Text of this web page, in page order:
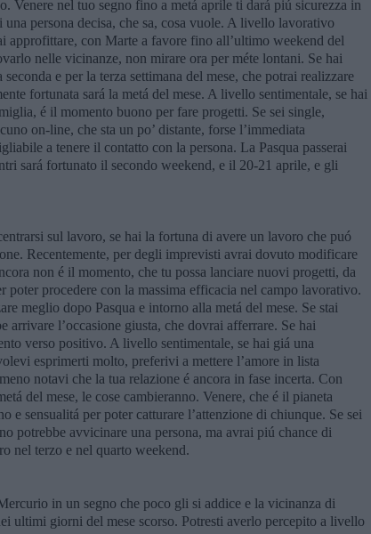
Venere nel tuo segno fino a metá aprile ti dará piú sicurezza in
persona decisa, che sa, cosa vuole. A livello lavorativo
approfittare, con Marte a favore fino all’ultimo weekend del
nelle vicinanze, non mirare ora per méte lontani. Se hai
e per la terza settimana del mese, che potrai realizzare
fortunata sará la metá del mese. A livello sentimentale, se hai
é il momento buono per fare progetti. Se sei single,
on-line, che sta un po’ distante, forse l’immediata
a tenere il contatto con la persona. La Pasqua passerai
sará fortunato il secondo weekend, e il 20-21 aprile, e gli
sul lavoro, se hai la fortuna di avere un lavoro che puó
Recentemente, per degli imprevisti avrai dovuto modificare
non é il momento, che tu possa lanciare nuovi progetti, da
poter procedere con la massima efficacia nel campo lavorativo.
meglio dopo Pasqua e intorno alla metá del mese. Se stai
arrivare l’occasione giusta, che dovrai afferrare. Se hai
verso positivo. A livello sentimentale, se hai giá una
esprimerti molto, preferivi a mettere l’amore in lista
notavi che la tua relazione é ancora in fase incerta. Con
del mese, le cose cambieranno. Venere, che é il pianeta
e sensualitá per poter catturare l’attenzione di chiunque. Se sei
potrebbe avvicinare una persona, ma avrai piú chance di
nel terzo e nel quarto weekend.
in un segno che poco gli si addice e la vicinanza di
ultimi giorni del mese scorso. Potresti averlo percepito a livello